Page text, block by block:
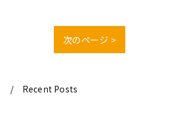
次のページ >
Recent Posts